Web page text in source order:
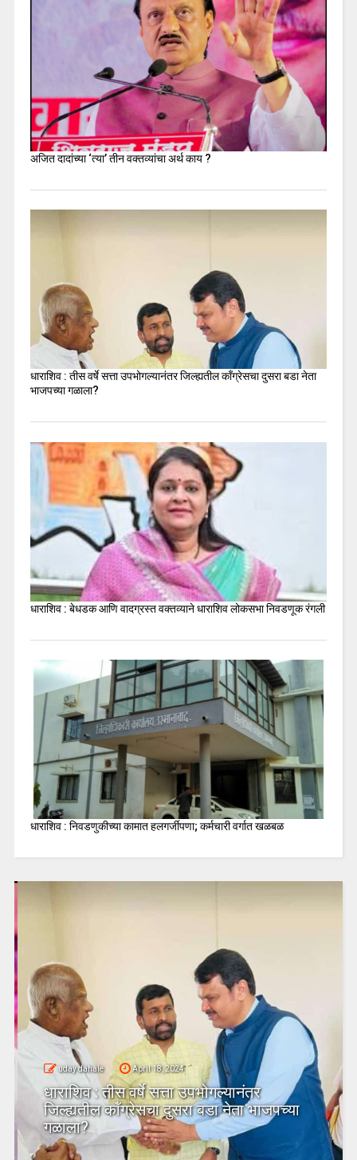
अजित दादांच्या ‘त्या’ तीन वक्तव्यांचा अर्थ काय ?
धाराशिव : तीस वर्षे सत्ता उपभोगल्यानंतर जिल्ह्यतील कॉंग्रेसचा दुसरा बडा नेता
भाजपच्या गळाला?
धाराशिव : बेधडक आणि वादग्रस्त वक्तव्याने धाराशिव लोकसभा निवडणूक रंगली
धाराशिव : निवडणुकीच्या कामात हलगर्जीपणा; कर्मचारी वर्गात खळबळ
uday dahale April 18, 2024
धाराशिव : तीस वर्षे सत्ता उपभोगल्यानंतर
जिल्ह्यतील कॉंग्रेसचा दुसरा बडा नेता भाजपच्या
गळाला?